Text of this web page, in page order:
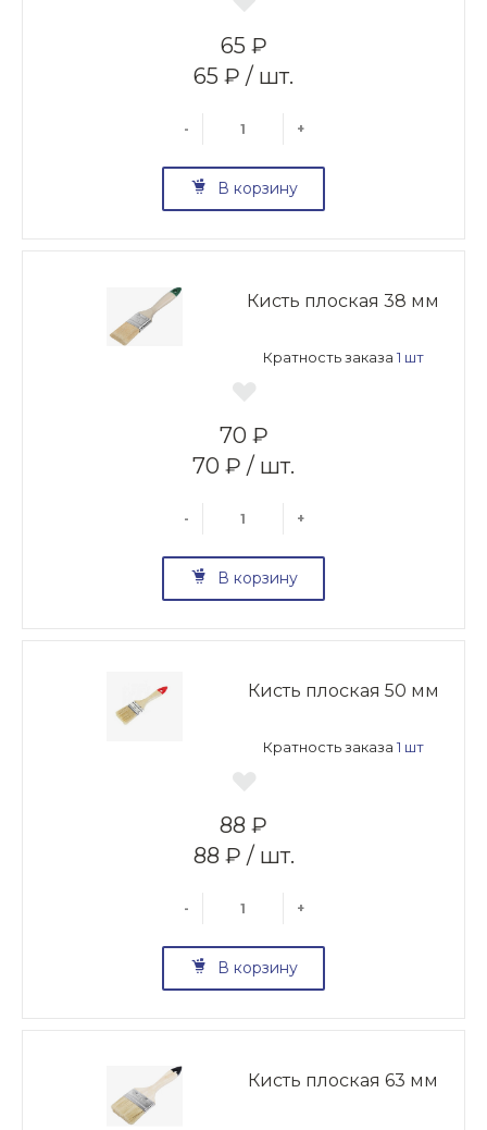
65 ₽
65 ₽ / шт.
- +
В корзину
Кисть плоская 38 мм
Кратность заказа 1 шт
70 ₽
70 ₽ / шт.
- +
В корзину
Кисть плоская 50 мм
Кратность заказа 1 шт
88 ₽
88 ₽ / шт.
- +
В корзину
Кисть плоская 63 мм